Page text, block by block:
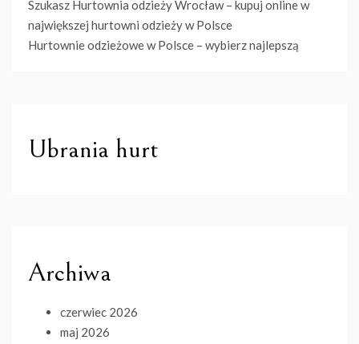
Szukasz Hurtownia odzieży Wrocław – kupuj online w
największej hurtowni odzieży w Polsce
Hurtownie odzieżowe w Polsce – wybierz najlepszą
Ubrania hurt
Archiwa
czerwiec 2026
maj 2026